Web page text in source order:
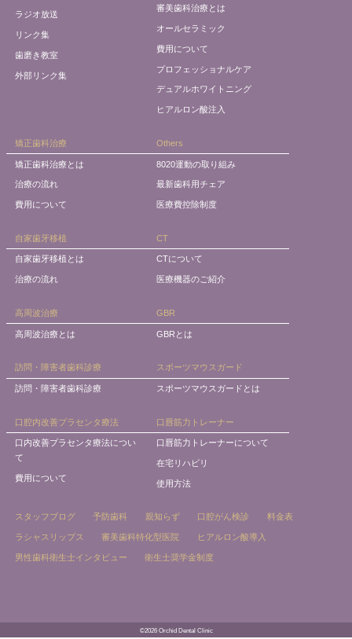
ラジオ放送
リンク集
歯磨き教室
外部リンク集
審美歯科治療とは
オールセラミック
費用について
プロフェッショナルケア
デュアルホワイトニング
ヒアルロン酸注入
矯正歯科治療
矯正歯科治療とは
治療の流れ
費用について
Others
8020運動の取り組み
最新歯科用チェア
医療費控除制度
自家歯牙移植
自家歯牙移植とは
治療の流れ
CT
CTについて
医療機器のご紹介
高周波治療
高周波治療とは
GBR
GBRとは
訪問・障害者歯科診療
訪問・障害者歯科診療
スポーツマウスガード
スポーツマウスガードとは
口腔内改善プラセンタ療法
口内改善プラセンタ療法につい
て
費用について
口唇筋力トレーナー
口唇筋力トレーナーについて
在宅リハビリ
使用方法
スタッフブログ 予防歯科 親知らず 口腔がん検診 料金表
ラシャスリップス 審美歯科特化型医院 ヒアルロン酸導入
男性歯科衛生士インタビュー 衛生士奨学金制度
©2026 Orchid Dental Clinic